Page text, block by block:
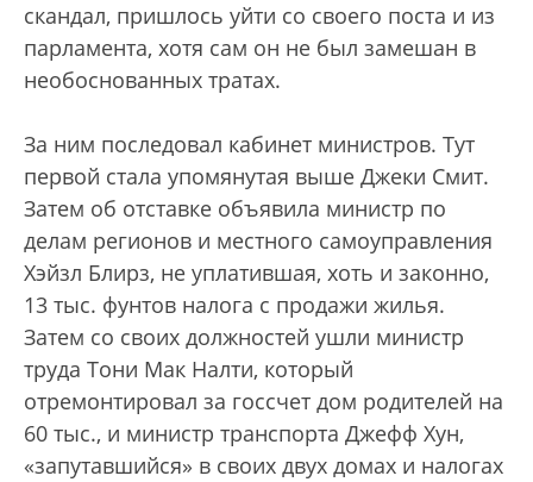
скандал, пришлось уйти со своего поста и из
парламента, хотя сам он не был замешан в
необоснованных тратах.
За ним последовал кабинет министров. Тут
первой стала упомянутая выше Джеки Смит.
Затем об отставке объявила министр по
делам регионов и местного самоуправления
Хэйзл Блирз, не уплатившая, хоть и законно,
13 тыс. фунтов налога с продажи жилья.
Затем со своих должностей ушли министр
труда Тони Мак Налти, который
отремонтировал за госсчет дом родителей на
60 тыс., и министр транспорта Джефф Хун,
«запутавшийся» в своих двух домах и налогах